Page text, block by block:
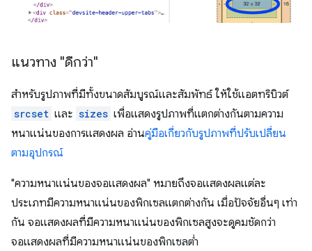
แนวทาง "ดีกว่า"
สำหรับรูปภาพที่มีทั้งขนาดสัมบูรณ์และสัมพัทธ์ ให้ใช้แอตทริบิวต์
srcset และ sizes เพื่อแสดงรูปภาพที่แตกต่างกันตามความ
หนาแน่นของการแสดงผล อ่านคู่มือเกี่ยวกับรูปภาพที่ปรับเปลี่ยน
ตามอุปกรณ์
"ความหนาแน่นของจอแสดงผล" หมายถึงจอแสดงผลแต่ละ
ประเภทมีความหนาแน่นของพิกเซลแตกต่างกัน เมื่อปัจจัยอื่นๆ เท่า
กัน จอแสดงผลที่มีความหนาแน่นของพิกเซลสูงจะดูคมชัดกว่า
จอแสดงผลที่มีความหนาแน่นของพิกเซลต่ำ